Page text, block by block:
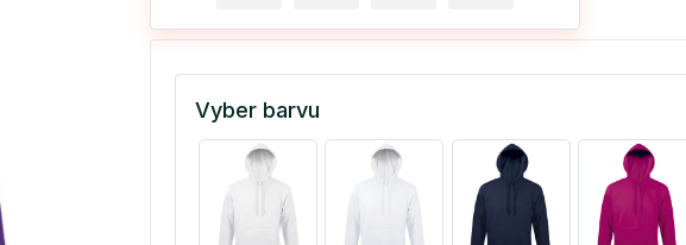
Vyber barvu